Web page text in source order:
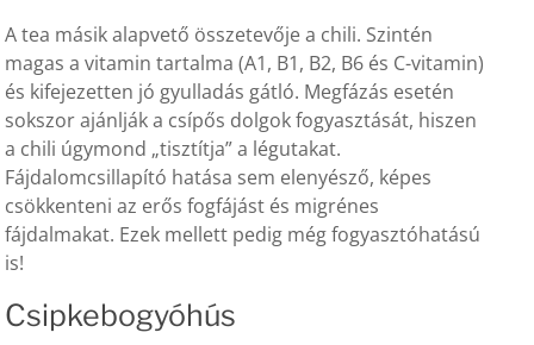
A tea másik alapvető összetevője a chili. Szintén
magas a vitamin tartalma (A1, B1, B2, B6 és C-vitamin)
és kifejezetten jó gyulladás gátló. Megfázás esetén
sokszor ajánlják a csípős dolgok fogyasztását, hiszen
a chili úgymond „tisztítja” a légutakat.
Fájdalomcsillapító hatása sem elenyésző, képes
csökkenteni az erős fogfájást és migrénes
fájdalmakat. Ezek mellett pedig még fogyasztóhatású
is!
Csipkebogyóhús